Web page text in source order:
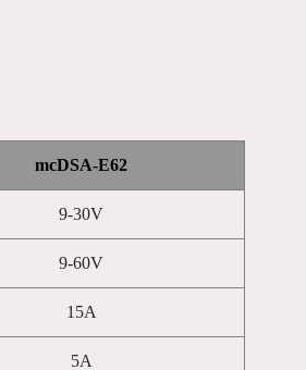
mcDSA-E62
9-30V
9-60V
15A
5A